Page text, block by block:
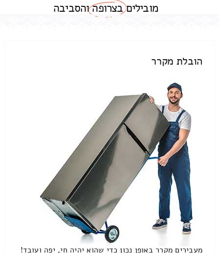
מוביליםבצרופהוהסביבה
הובלת מקרר
מעבירים מקרר באופן נכון כדי שהוא יהיה חי, יפה ועובד!